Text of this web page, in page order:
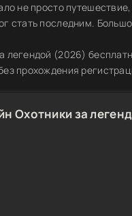
не просто
стать последним.
(2026)
прохождения
Охотники за